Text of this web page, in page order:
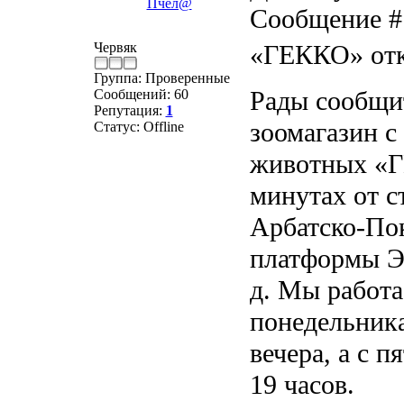
Пчел@
Сообщение
Червяк
Группа: Проверенные
Сообщений: 60
Репутация: 1
Статус: Offline
«ГЕККО»
Рады
зоомагазин
животных
минутах от
Арбатско-
платформы
д. Мы
вечера, а с
19 часов.